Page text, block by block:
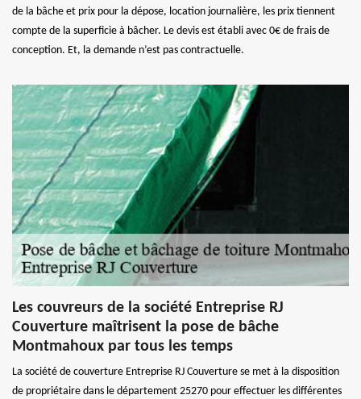
de la bâche et prix pour la dépose, location journalière, les prix tiennent
compte de la superficie à bâcher. Le devis est établi avec 0€ de frais de
conception. Et, la demande n’est pas contractuelle.
Les couvreurs de la société Entreprise RJ
Couverture maîtrisent la pose de bâche
Montmahoux par tous les temps
La société de couverture Entreprise RJ Couverture se met à la disposition
de propriétaire dans le département 25270 pour effectuer les différentes